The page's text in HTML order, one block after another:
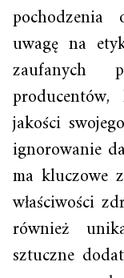
uwagę na
zaufanych
jakości
ignorowanie
ma kluczowe
właściwości
również
sztuczne